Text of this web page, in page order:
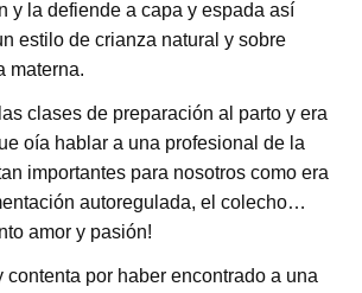
y la defiende a capa y espada así
estilo de crianza natural y sobre
materna.
clases de preparación al parto y era
oía hablar a una profesional de la
importantes para nosotros como era
autoregulada, el colecho…
amor y pasión!
contenta por haber encontrado a una